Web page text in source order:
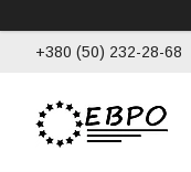
+380 (50) 232-28-68